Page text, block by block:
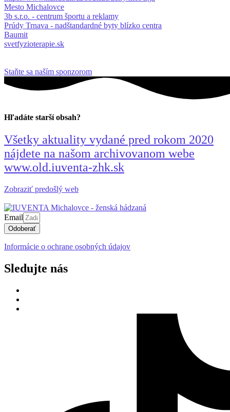
Mesto Michalovce
3b s.r.o. - centrum športu a reklamy
Prúdy Trnava - nadštandardné byty blízko centra
Baumit
svetfyzioterapie.sk
Staňte sa naším sponzorom
Hľadáte starší obsah?
Všetky aktuality vydané pred rokom 2020
nájdete na našom archivovanom webe
www.old.iuventa-zhk.sk
Zobraziť predošlý web
Email
Odoberať
Informácie o ochrane osobných údajov
Sledujte nás